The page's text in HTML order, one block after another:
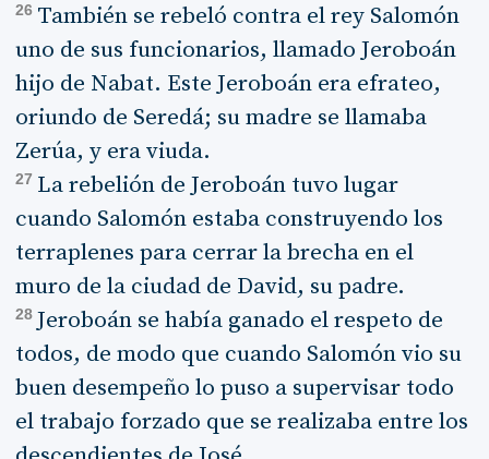
26 También se rebeló contra el rey Salomón
uno de sus funcionarios, llamado Jeroboán
hijo de Nabat. Este Jeroboán era efrateo,
oriundo de Seredá; su madre se llamaba
Zerúa, y era viuda.
27 La rebelión de Jeroboán tuvo lugar
cuando Salomón estaba construyendo los
terraplenes para cerrar la brecha en el
muro de la ciudad de David, su padre.
28 Jeroboán se había ganado el respeto de
todos, de modo que cuando Salomón vio su
buen desempeño lo puso a supervisar todo
el trabajo forzado que se realizaba entre los